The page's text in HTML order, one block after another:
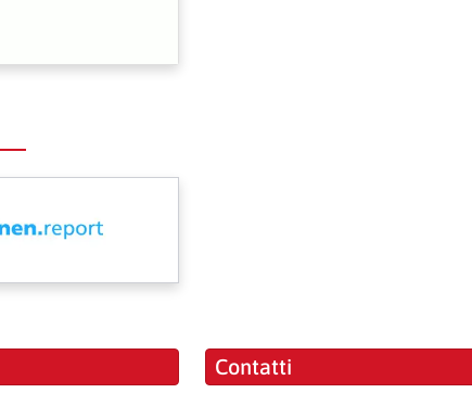
Contatti